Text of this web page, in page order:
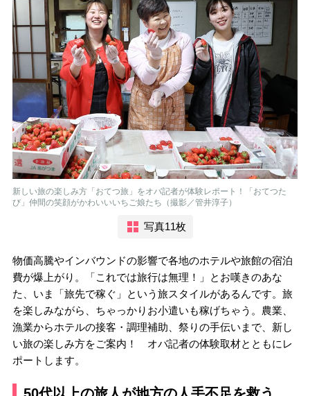
新しい旅の楽しみ方「おてつ旅」をオバ記者が体験レポート！「おてつた
び」仲間の笑顔がかわいいいちご娘たち（撮影／管井淳子）
写真11枚
物価高騰やインバウンドの影響で各地のホテルや旅館の宿泊
費が爆上がり。「これでは旅行は無理！」とお嘆きのあな
た、いま「旅先で稼ぐ」という旅スタイルがあるんです。旅
を楽しみながら、ちゃっかりお小遣いも稼げちゃう。農業、
漁業からホテルの接客・調理補助、祭りの手伝いまで、新し
い旅の楽しみ方をご案内！ オバ記者の体験取材とともにレ
ポートします。